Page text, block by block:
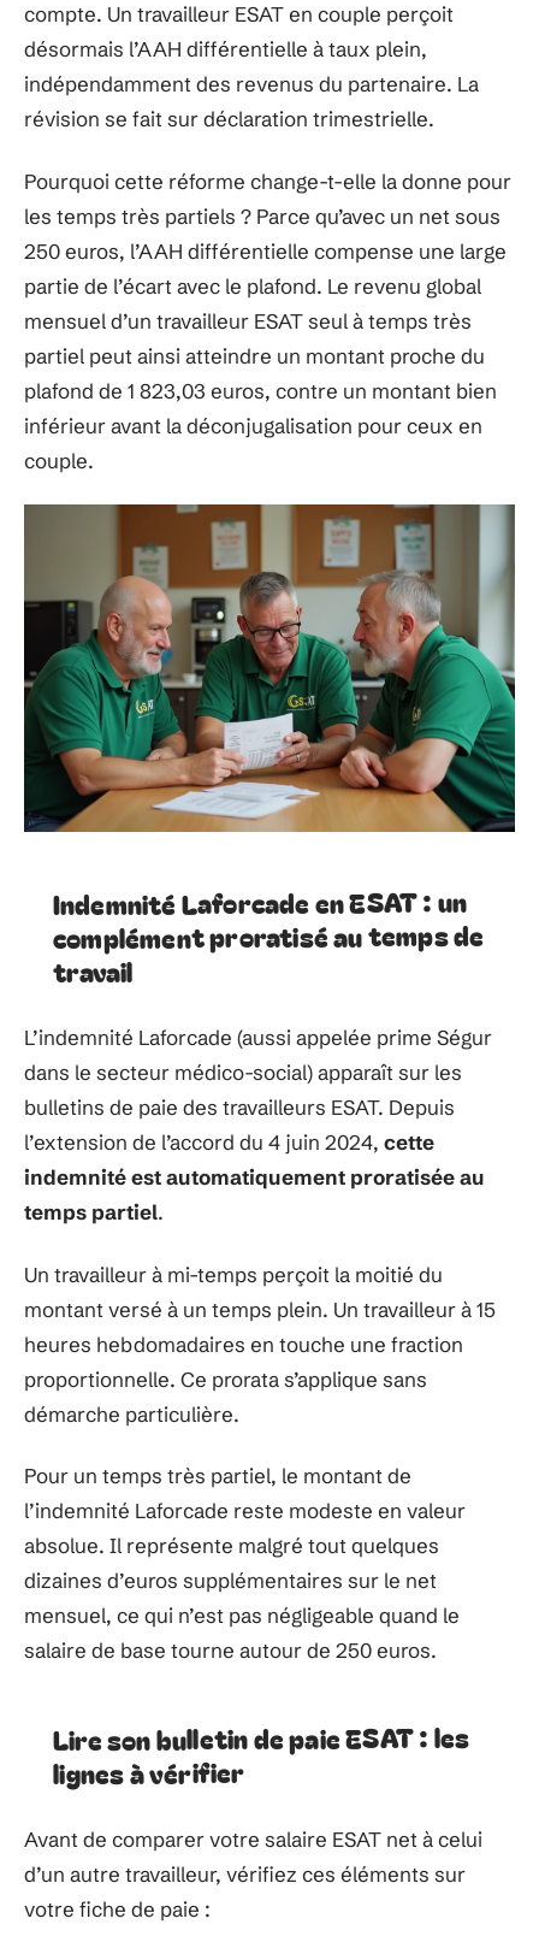
compte. Un travailleur ESAT en couple perçoit
désormais l’AAH différentielle à taux plein,
indépendamment des revenus du partenaire. La
révision se fait sur déclaration trimestrielle.
Pourquoi cette réforme change-t-elle la donne pour
les temps très partiels ? Parce qu’avec un net sous
250 euros, l’AAH différentielle compense une large
partie de l’écart avec le plafond. Le revenu global
mensuel d’un travailleur ESAT seul à temps très
partiel peut ainsi atteindre un montant proche du
plafond de 1 823,03 euros, contre un montant bien
inférieur avant la déconjugalisation pour ceux en
couple.
Indemnité Laforcade en ESAT : un
complément proratisé au temps de
travail
L’indemnité Laforcade (aussi appelée prime Ségur
dans le secteur médico-social) apparaît sur les
bulletins de paie des travailleurs ESAT. Depuis
l’extension de l’accord du 4 juin 2024, cette
indemnité est automatiquement proratisée au
temps partiel.
Un travailleur à mi-temps perçoit la moitié du
montant versé à un temps plein. Un travailleur à 15
heures hebdomadaires en touche une fraction
proportionnelle. Ce prorata s’applique sans
démarche particulière.
Pour un temps très partiel, le montant de
l’indemnité Laforcade reste modeste en valeur
absolue. Il représente malgré tout quelques
dizaines d’euros supplémentaires sur le net
mensuel, ce qui n’est pas négligeable quand le
salaire de base tourne autour de 250 euros.
Lire son bulletin de paie ESAT : les
lignes à vérifier
Avant de comparer votre salaire ESAT net à celui
d’un autre travailleur, vérifiez ces éléments sur
votre fiche de paie :